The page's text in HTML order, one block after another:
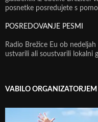
posnetke posredujete s
POSREDOVANJE PESMI
Radio Brežice Eu ob
ustvarili ali soustvarili lokalni
VABILO ORGANIZATORJEM